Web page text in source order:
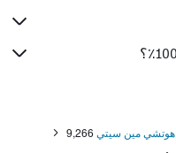
هوتشي مين سيتي 9,266